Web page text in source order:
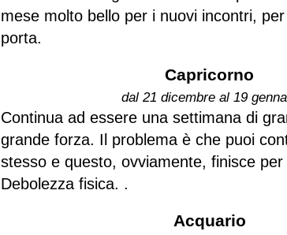
mese molto bello per i nuovi incontri,
porta.
Capricorno
dal 21 dicembre al 19
Continua ad essere una settimana di
grande forza. Il problema è che puoi
stesso e questo, ovviamente, finisce per
Debolezza fisica. .
Acquario